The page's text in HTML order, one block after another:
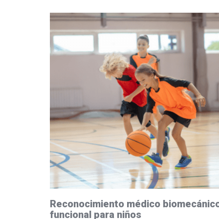
Reconocimiento médico
funcional para niños